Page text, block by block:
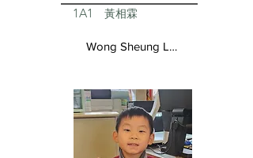
1A1 黃相霖
Wong Sheung Lam